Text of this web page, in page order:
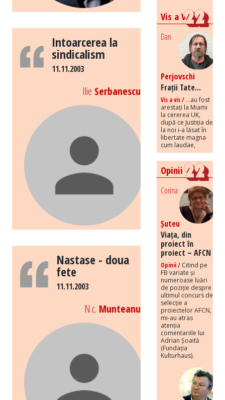
Intoarcerea la
sindicalism
11.11.2003
Ilie Serbanescu
Nastase - doua
fete
11.11.2003
N.c. Munteanu
Vis a Vis
Dan
Perjovschi
Frații Tate...
Vis a vis / ...au fost
arestați la Miami
la cererea UK,
după ce Justiția de
la noi i-a lăsat în
libertate magna
cum laudae,
Opinii
Corina
Șuteu
Viața, din
proiect în
proiect – AFCN
Opinii / Citind pe
FB variate și
numeroase luări
de poziție despre
ultimul concurs de
selecție a
proiectelor AFCN,
mi-au atras
atenția
comentariile lui
Adrian Șoaită
(Fundația
Kulturhaus).